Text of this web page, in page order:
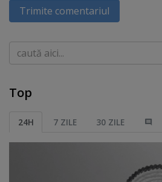
Trimite comentariul
Caută
Top
24H 7 ZILE 30 ZILE